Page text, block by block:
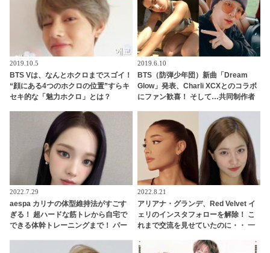
2019.10.5
BTS Vは、なんとホクロまでスゴイ！
“顔にある4つのホクロの位置”すらキ
セキ的な「魅力ホクロ」とは？
2019.6.10
BTS（防弾少年団）新曲「Dream
Glow」発表、Charli XCXとのコラボ
にファン歓喜！ そして…共同制作者
そして彼の絶望から生まれた歌」
2022.7.29
aespa カリナの体型維持法がすごす
ぎる！ 超ハードな筋トレから自宅で
できる体幹トレーニングまで！ パー
を超える努力に称賛の声続出
2022.8.21
アリアナ・グランデ、Red Velvet イ
ェリのインスタフォローを解除！ こ
れまで交流を見せていたのに・・ 一